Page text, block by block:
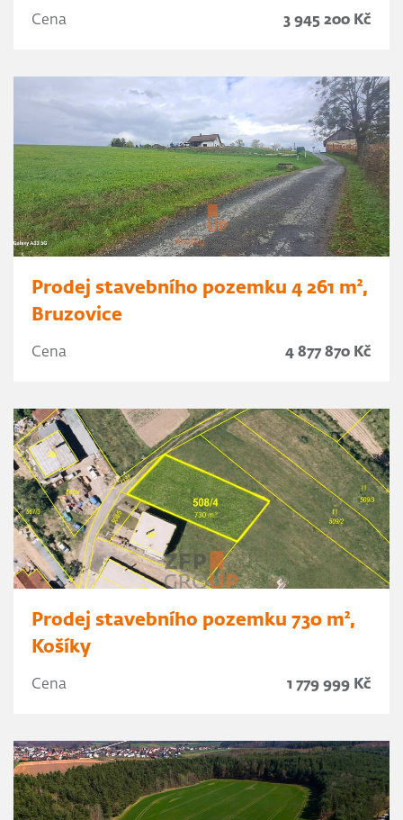
Cena 3 945 200 Kč
Prodej stavebního pozemku 4 261 m²,
Bruzovice
Cena 4 877 870 Kč
Prodej stavebního pozemku 730 m²,
Košíky
Cena 1 779 999 Kč